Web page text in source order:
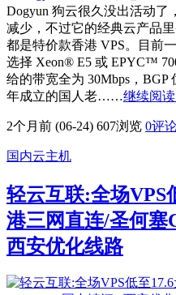
Dogyun 狗云很久没出活动了
减少，不过它的经典云产品
都是特价款香港 VPS。目前
选择 Xeon® E5 或 EPYC™
给的带宽全为 30Mbps，BGP
年成立的国人老……继续阅读
2个月前 (06-24) 607浏览 0评
国内云主机
轻云互联:全场VPS
港三网直连/圣何
西安优化线路